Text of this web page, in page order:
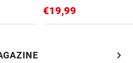
€19,99
chevron_right